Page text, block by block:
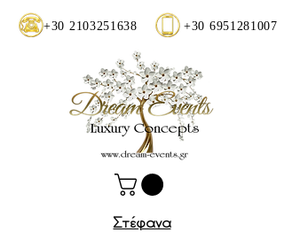
+30 2103251638 +30 6951281007
Στέφανα